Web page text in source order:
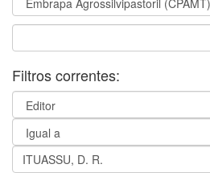
Filtros correntes: